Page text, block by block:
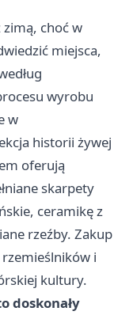
zimą, choć w
miejsca,
wyrobu
w
historii żywej
oferują
skarpety
ceramikę z
rzeźby. Zakup
i
kultury.
doskonały